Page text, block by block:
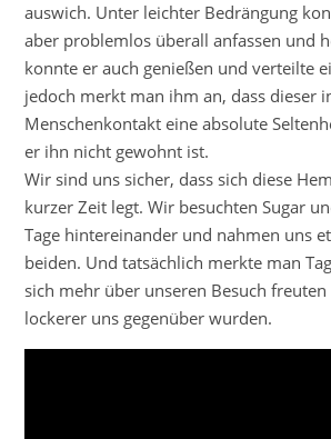
auswich. Unter leichter Bedrängung
aber problemlos überall anfassen und
konnte er auch genießen und verteilte
jedoch merkt man ihm an, dass dieser
Menschenkontakt eine absolute
er ihn nicht gewohnt ist.
Wir sind uns sicher, dass sich diese
kurzer Zeit legt. Wir besuchten Sugar
Tage hintereinander und nahmen uns
beiden. Und tatsächlich merkte man
sich mehr über unseren Besuch
lockerer uns gegenüber wurden.